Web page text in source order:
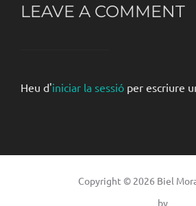
LEAVE A COMMENT
Heu d'iniciar la sessió per escriure
Copyright © 2026 Biel
by